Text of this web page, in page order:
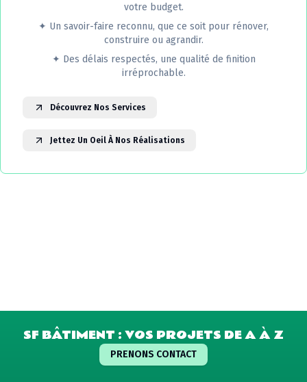
votre budget.
✦ Un savoir-faire reconnu, que ce soit pour rénover,
construire ou agrandir.
✦ Des délais respectés, une qualité de finition
irréprochable.
Découvrez Nos Services
Jettez Un Oeil À Nos Réalisations
SF BÂTIMENT : VOS PROJETS DE A À Z
PRENONS CONTACT